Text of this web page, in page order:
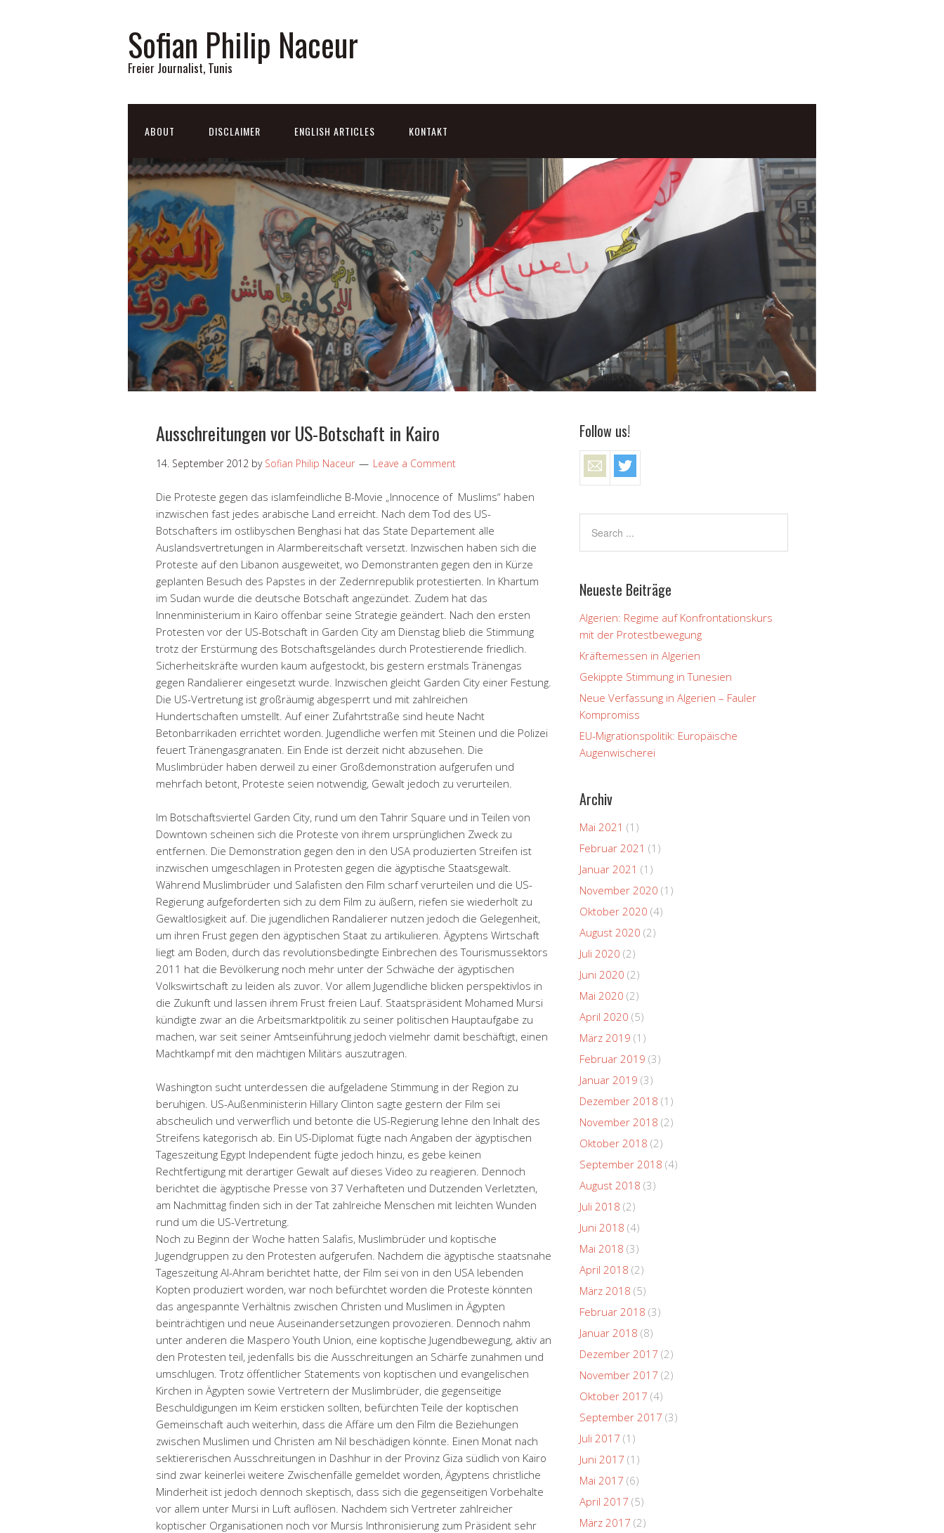
Sofian Philip Naceur
Freier Journalist, Tunis
ABOUT DISCLAIMER ENGLISH ARTICLES KONTAKT
Ausschreitungen vor US-Botschaft in Kairo
14. September 2012 by Sofian Philip Naceur Leave a Comment
Die Proteste gegen das islamfeindliche B-Movie „Innocence of Muslims“ haben
inzwischen fast jedes arabische Land erreicht. Nach dem Tod des US-
Botschafters im ostlibyschen Benghasi hat das State Departement alle
Auslandsvertretungen in Alarmbereitschaft versetzt. Inzwischen haben sich die
Proteste auf den Libanon ausgeweitet, wo Demonstranten gegen den in Kürze
geplanten Besuch des Papstes in der Zedernrepublik protestierten. In Khartum
im Sudan wurde die deutsche Botschaft angezündet. Zudem hat das
Innenministerium in Kairo offenbar seine Strategie geändert. Nach den ersten
Protesten vor der US-Botschaft in Garden City am Dienstag blieb die Stimmung
trotz der Erstürmung des Botschaftsgeländes durch Protestierende friedlich.
Sicherheitskräfte wurden kaum aufgestockt, bis gestern erstmals Tränengas
gegen Randalierer eingesetzt wurde. Inzwischen gleicht Garden City einer Festung.
Die US-Vertretung ist großräumig abgesperrt und mit zahlreichen
Hundertschaften umstellt. Auf einer Zufahrtstraße sind heute Nacht
Betonbarrikaden errichtet worden. Jugendliche werfen mit Steinen und die Polizei
feuert Tränengasgranaten. Ein Ende ist derzeit nicht abzusehen. Die
Muslimbrüder haben derweil zu einer Großdemonstration aufgerufen und
mehrfach betont, Proteste seien notwendig, Gewalt jedoch zu verurteilen.
Im Botschaftsviertel Garden City, rund um den Tahrir Square und in Teilen von
Downtown scheinen sich die Proteste von ihrem ursprünglichen Zweck zu
entfernen. Die Demonstration gegen den in den USA produzierten Streifen ist
inzwischen umgeschlagen in Protesten gegen die ägyptische Staatsgewalt.
Während Muslimbrüder und Salafisten den Film scharf verurteilen und die US-
Regierung aufgeforderten sich zu dem Film zu äußern, riefen sie wiederholt zu
Gewaltlosigkeit auf. Die jugendlichen Randalierer nutzen jedoch die Gelegenheit,
um ihren Frust gegen den ägyptischen Staat zu artikulieren. Ägyptens Wirtschaft
liegt am Boden, durch das revolutionsbedingte Einbrechen des Tourismussektors
2011 hat die Bevölkerung noch mehr unter der Schwäche der ägyptischen
Volkswirtschaft zu leiden als zuvor. Vor allem Jugendliche blicken perspektivlos in
die Zukunft und lassen ihrem Frust freien Lauf. Staatspräsident Mohamed Mursi
kündigte zwar an die Arbeitsmarktpolitik zu seiner politischen Hauptaufgabe zu
machen, war seit seiner Amtseinführung jedoch vielmehr damit beschäftigt, einen
Machtkampf mit den mächtigen Militärs auszutragen.
Washington sucht unterdessen die aufgeladene Stimmung in der Region zu
beruhigen. US-Außenministerin Hillary Clinton sagte gestern der Film sei
abscheulich und verwerflich und betonte die US-Regierung lehne den Inhalt des
Streifens kategorisch ab. Ein US-Diplomat fügte nach Angaben der ägyptischen
Tageszeitung Egypt Independent fügte jedoch hinzu, es gebe keinen
Rechtfertigung mit derartiger Gewalt auf dieses Video zu reagieren. Dennoch
berichtet die ägyptische Presse von 37 Verhafteten und Dutzenden Verletzten,
am Nachmittag finden sich in der Tat zahlreiche Menschen mit leichten Wunden
rund um die US-Vertretung.
Noch zu Beginn der Woche hatten Salafis, Muslimbrüder und koptische
Jugendgruppen zu den Protesten aufgerufen. Nachdem die ägyptische staatsnahe
Tageszeitung Al-Ahram berichtet hatte, der Film sei von in den USA lebenden
Kopten produziert worden, war noch befürchtet worden die Proteste könnten
das angespannte Verhältnis zwischen Christen und Muslimen in Ägypten
beinträchtigen und neue Auseinandersetzungen provozieren. Dennoch nahm
unter anderen die Maspero Youth Union, eine koptische Jugendbewegung, aktiv an
den Protesten teil, jedenfalls bis die Ausschreitungen an Schärfe zunahmen und
umschlugen. Trotz öffentlicher Statements von koptischen und evangelischen
Kirchen in Ägypten sowie Vertretern der Muslimbrüder, die gegenseitige
Beschuldigungen im Keim ersticken sollten, befürchten Teile der koptischen
Gemeinschaft auch weiterhin, dass die Affäre um den Film die Beziehungen
zwischen Muslimen und Christen am Nil beschädigen könnte. Einen Monat nach
sektiererischen Ausschreitungen in Dashhur in der Provinz Giza südlich von Kairo
sind zwar keinerlei weitere Zwischenfälle gemeldet worden, Ägyptens christliche
Minderheit ist jedoch dennoch skeptisch, dass sich die gegenseitigen Vorbehalte
vor allem unter Mursi in Luft auflösen. Nachdem sich Vertreter zahlreicher
koptischer Organisationen noch vor Mursis Inthronisierung zum Präsident sehr
Follow us!
Neueste Beiträge
Algerien: Regime auf Konfrontationskurs
mit der Protestbewegung
Kräftemessen in Algerien
Gekippte Stimmung in Tunesien
Neue Verfassung in Algerien – Fauler
Kompromiss
EU-Migrationspolitik: Europäische
Augenwischerei
Archiv
Mai 2021 (1)
Februar 2021 (1)
Januar 2021 (1)
November 2020 (1)
Oktober 2020 (4)
August 2020 (2)
Juli 2020 (2)
Juni 2020 (2)
Mai 2020 (2)
April 2020 (5)
März 2019 (1)
Februar 2019 (3)
Januar 2019 (3)
Dezember 2018 (1)
November 2018 (2)
Oktober 2018 (2)
September 2018 (4)
August 2018 (3)
Juli 2018 (2)
Juni 2018 (4)
Mai 2018 (3)
April 2018 (2)
März 2018 (5)
Februar 2018 (3)
Januar 2018 (8)
Dezember 2017 (2)
November 2017 (2)
Oktober 2017 (4)
September 2017 (3)
Juli 2017 (1)
Juni 2017 (1)
Mai 2017 (6)
April 2017 (5)
März 2017 (2)